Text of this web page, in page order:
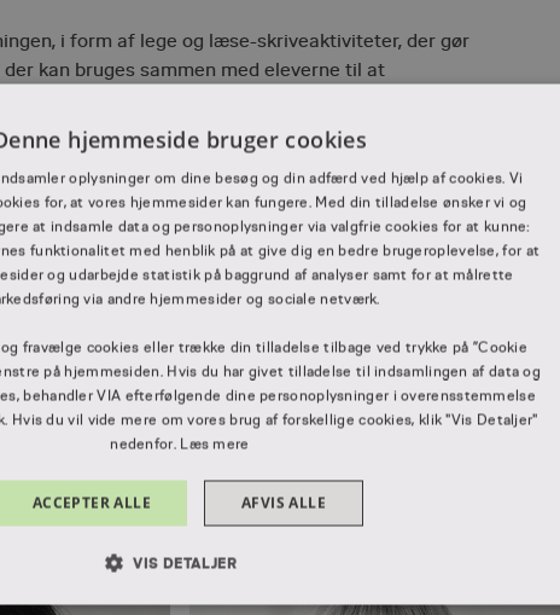
i form af lege og læse-skriveaktiviteter, der gør
kan bruges sammen med eleverne til at
hjemmeside bruger cookies
oplysninger om dine besøg og din adfærd ved hjælp af cookies. Vi
for, at vores hjemmesider kan fungere. Med din tilladelse ønsker vi og
at indsamle data og personoplysninger via valgfrie cookies for at kunne:
funktionalitet med henblik på at give dig en bedre brugeroplevelse, for at
og udarbejde statistik på baggrund af analyser samt for at målrette
via andre hjemmesider og sociale netværk.
fravælge cookies eller trække din tilladelse tilbage ved trykke på ”Cookie
på hjemmesiden. Hvis du har givet tilladelse til indsamlingen af data og
behandler VIA efterfølgende dine personoplysninger i overensstemmelse
Hvis du vil vide mere om vores brug af forskellige cookies, klik "Vis Detaljer"
nedenfor. Læs mere
ACCEPTER ALLE AFVIS ALLE
VIS DETALJER
YDEEVNE MÅLRETNING FUNKTIONALITET